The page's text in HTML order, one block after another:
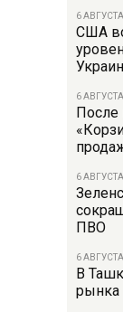
6 АВГУСТА
США
6 АВГУСТА
После
6 АВГУСТА
ПВО
6 АВГУСТА
В
рынка